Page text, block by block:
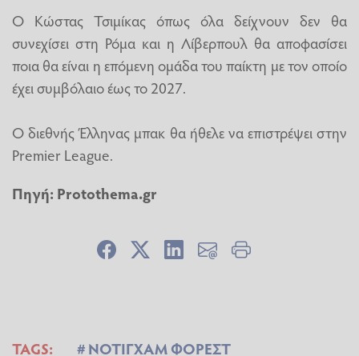
Ο Κώστας Τσιμίκας όπως όλα δείχνουν δεν θα
συνεχίσει στη Ρόμα και η Λίβερπουλ θα αποφασίσει
ποια θα είναι η επόμενη ομάδα του παίκτη με τον οποίο
έχει συμβόλαιο έως το 2027.
Ο διεθνής Έλληνας μπακ θα ήθελε να επιστρέψει στην
Premier League.
Πηγή: Protothema.gr
TAGS: ΝΟΤΙΓΧΑΜ ΦΟΡΕΣΤ